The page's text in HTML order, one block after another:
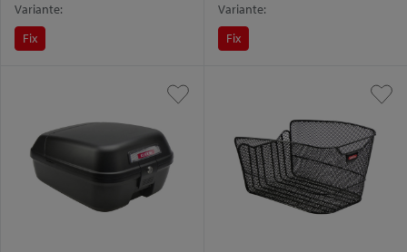
Variante:
Fix
Variante:
Fix